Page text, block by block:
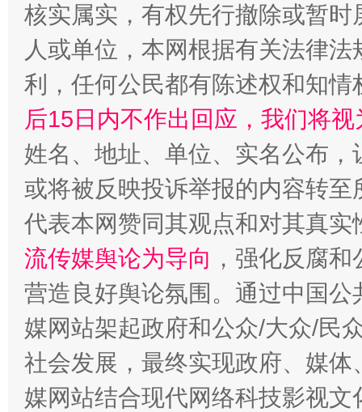
网上购药对药下症？
这是一记警钟！ 谢
核实属实，有权先行撤除或暂
人或单位，本网根据有关法律
利，任何公民都有陈述权和知情
后15日内不作出回应，我们将
姓名、地址、单位、实名公布
或将被反映投诉举报的内容转
代表本网赞同其观点和对其真实
流传媒舆论为导向 ，强化反腐
营造良好舆论氛围。通过中国
媒网站架起政府和公众/大众/民
社会发展，最终实现政府、媒
媒网站结合现代网络科技影视